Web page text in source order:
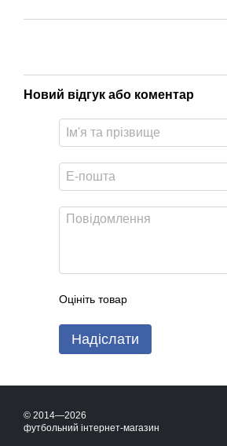
Новий відгук або коментар
Оцініть товар
Надіслати
© 2014—2026
футбольний інтернет-магазин